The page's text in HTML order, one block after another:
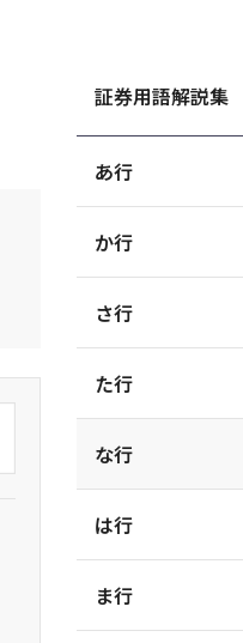
証券用語解説集
あ行
か行
さ行
た行
な行
は行
ま行